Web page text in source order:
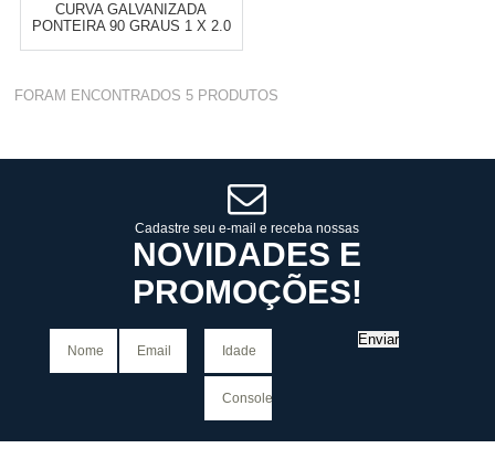
CURVA GALVANIZADA
PONTEIRA 90 GRAUS 1 X 2.0
Varejo: R$ 4.050,70
10 x de R$ 255,09
FORAM ENCONTRADOS 5 PRODUTOS
Cadastre seu e-mail e receba nossas
NOVIDADES E
PROMOÇÕES!
Enviar